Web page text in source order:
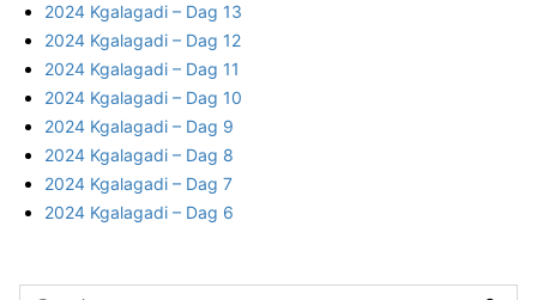
c
h
o
2024 Kgalagadi – Dag 13
2024 Kgalagadi – Dag 12
2024 Kgalagadi – Dag 11
2024 Kgalagadi – Dag 10
2024 Kgalagadi – Dag 9
2024 Kgalagadi – Dag 8
2024 Kgalagadi – Dag 7
2024 Kgalagadi – Dag 6